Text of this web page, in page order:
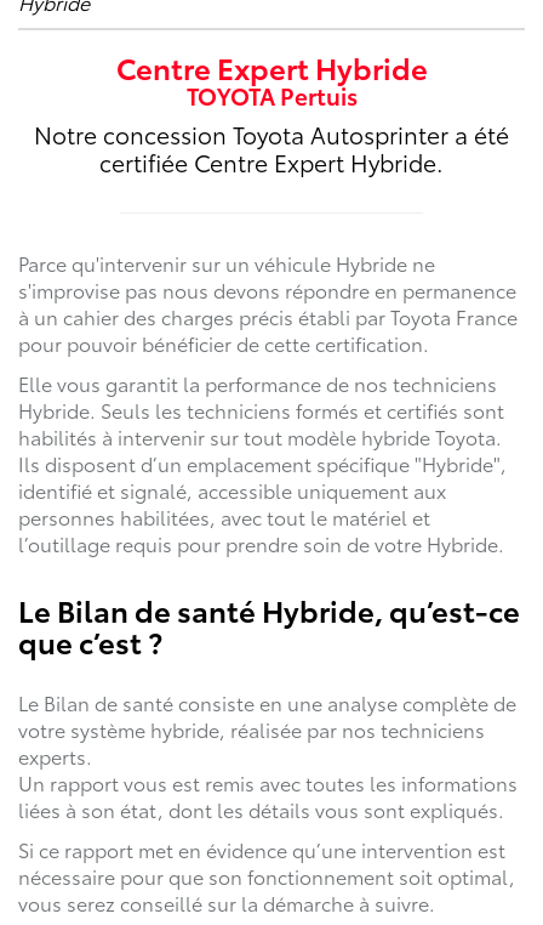
Centre Expert Hybride
TOYOTA Pertuis
Notre concession Toyota Autosprinter a été
certifiée Centre Expert Hybride.
Parce qu'intervenir sur un véhicule Hybride ne
s'improvise pas nous devons répondre en permanence
à un cahier des charges précis établi par Toyota France
pour pouvoir bénéficier de cette certification.
Elle vous garantit la performance de nos techniciens
Hybride. Seuls les techniciens formés et certifiés sont
habilités à intervenir sur tout modèle hybride Toyota.
Ils disposent d’un emplacement spécifique "Hybride",
identifié et signalé, accessible uniquement aux
personnes habilitées, avec tout le matériel et
l’outillage requis pour prendre soin de votre Hybride.
Le Bilan de santé Hybride, qu’est-ce
que c’est ?
Le Bilan de santé consiste en une analyse complète de
votre système hybride, réalisée par nos techniciens
experts.
Un rapport vous est remis avec toutes les informations
liées à son état, dont les détails vous sont expliqués.
Si ce rapport met en évidence qu’une intervention est
nécessaire pour que son fonctionnement soit optimal,
vous serez conseillé sur la démarche à suivre.